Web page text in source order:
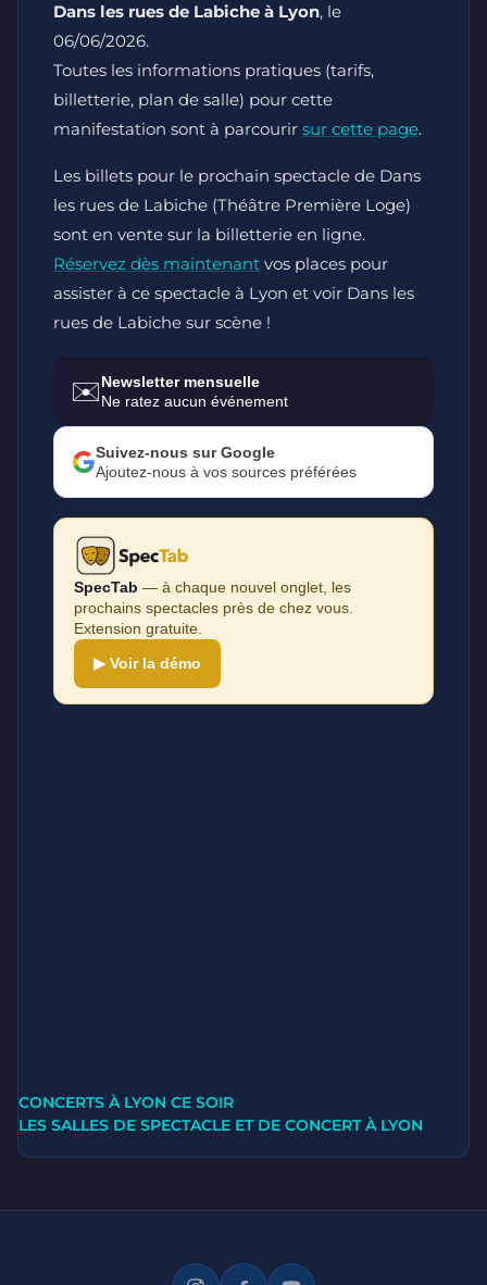
Dans les rues de Labiche à Lyon, le
06/06/2026.
Toutes les informations pratiques (tarifs,
billetterie, plan de salle) pour cette
manifestation sont à parcourir sur cette page.
Les billets pour le prochain spectacle de Dans
les rues de Labiche (Théâtre Première Loge)
sont en vente sur la billetterie en ligne.
Réservez dès maintenant vos places pour
assister à ce spectacle à Lyon et voir Dans les
rues de Labiche sur scène !
✉️Newsletter mensuelle
Ne ratez aucun événement
Suivez-nous sur Google
Ajoutez-nous à vos sources préférées
SpecTab — à chaque nouvel onglet, les
prochains spectacles près de chez vous.
Extension gratuite.
▶ Voir la démo
CONCERTS À LYON CE SOIR
LES SALLES DE SPECTACLE ET DE CONCERT À LYON